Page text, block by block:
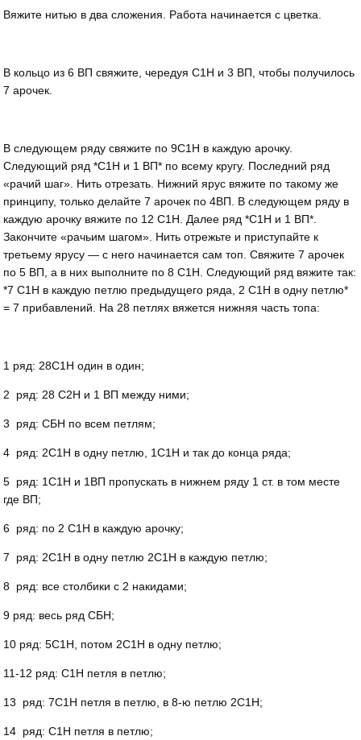
Вяжите нитью в два сложения. Работа начинается с цветка.
В кольцо из 6 ВП свяжите, чередуя С1Н и 3 ВП, чтобы получилось
7 арочек.
В следующем ряду свяжите по 9С1Н в каждую арочку.
Следующий ряд *С1Н и 1 ВП* по всему кругу. Последний ряд
«рачий шаг». Нить отрезать. Нижний ярус вяжите по такому же
принципу, только делайте 7 арочек по 4ВП. В следующем ряду в
каждую арочку вяжите по 12 С1Н. Далее ряд *С1Н и 1 ВП*.
Закончите «рачьим шагом». Нить отрежьте и приступайте к
третьему ярусу — с него начинается сам топ. Свяжите 7 арочек
по 5 ВП, а в них выполните по 8 С1Н. Следующий ряд вяжите так:
*7 С1Н в каждую петлю предыдущего ряда, 2 С1Н в одну петлю*
= 7 прибавлений. На 28 петлях вяжется нижняя часть топа:
1 ряд: 28С1Н один в один;
2 ряд: 28 С2Н и 1 ВП между ними;
3 ряд: СБН по всем петлям;
4 ряд: 2С1Н в одну петлю, 1C1H и так до конца ряда;
5 ряд: 1С1Н и 1ВП пропускать в нижнем ряду 1 ст. в том месте
где ВП;
6 ряд: по 2 С1Н в каждую арочку;
7 ряд: 2С1Н в одну петлю 2С1Н в каждую петлю;
8 ряд: все столбики с 2 накидами;
9 ряд: весь ряд СБН;
10 ряд: 5С1Н, потом 2C1H в одну петлю;
11-12 ряд: С1Н петля в петлю;
13 ряд: 7С1Н петля в петлю, в 8-ю петлю 2С1Н;
14 ряд: С1Н петля в петлю;